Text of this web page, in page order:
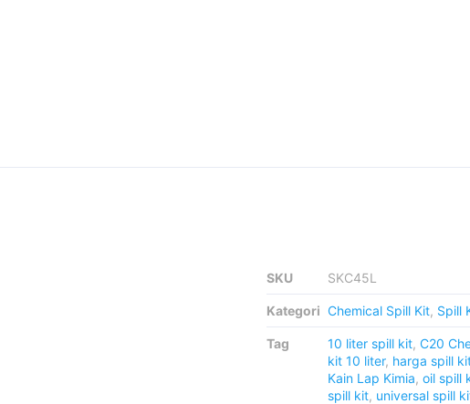
SKU SKC45L
Kategori Chemical Spill Kit, Spill
Tag 10 liter spill kit, C20
kit 10 liter, harga spill
Kain Lap Kimia, oil spill
spill kit, universal spill